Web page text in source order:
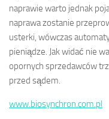
naprawie warto jednak
naprawa zostanie
usterki, wówczas
pieniądze. Jak widać nie
opornych sprzedawców
przed sądem.
www.biosynchron.com.pl